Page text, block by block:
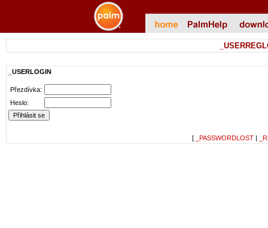
_USERLOGIN
Přezdívka:
Heslo:
[ _PASSWORDLOST |